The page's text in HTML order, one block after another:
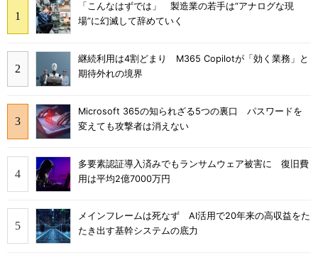
「こんなはずでは」 製造業の若手は“アナログな現
場”に幻滅して辞めていく
継続利用は4割どまり M365 Copilotが「効く業務」と
期待外れの境界
Microsoft 365の知られざる5つの裏口 パスワードを
変えても攻撃者は消えない
多要素認証導入済みでもランサムウェア被害に 復旧費
用は平均2億7000万円
メインフレームは死なず AI活用で20年来の高収益をた
たき出す基幹システムの底力